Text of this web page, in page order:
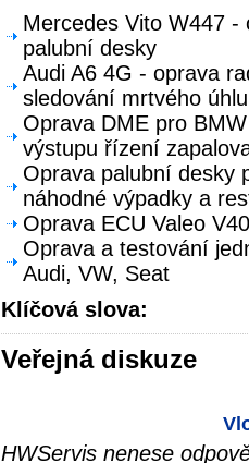
Mercedes Vito W447
palubní desky
Audi A6 4G - oprava
sledování mrtvého úhlu
Oprava DME pro
výstupu řízení
Oprava palubní desky
náhodné výpadky a
Oprava ECU Valeo
Oprava a testování
Audi, VW, Seat
Klíčová slova:
Veřejná diskuze
HWServis nenese